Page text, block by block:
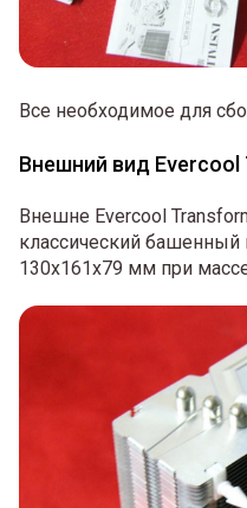
Все необходимое для
Внешний вид Evercool
Внешне Evercool
классический башенный
130x161x79 мм при